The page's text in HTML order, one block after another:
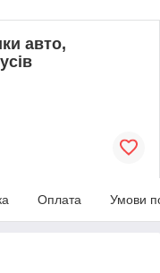
авто,
Оплата Умови